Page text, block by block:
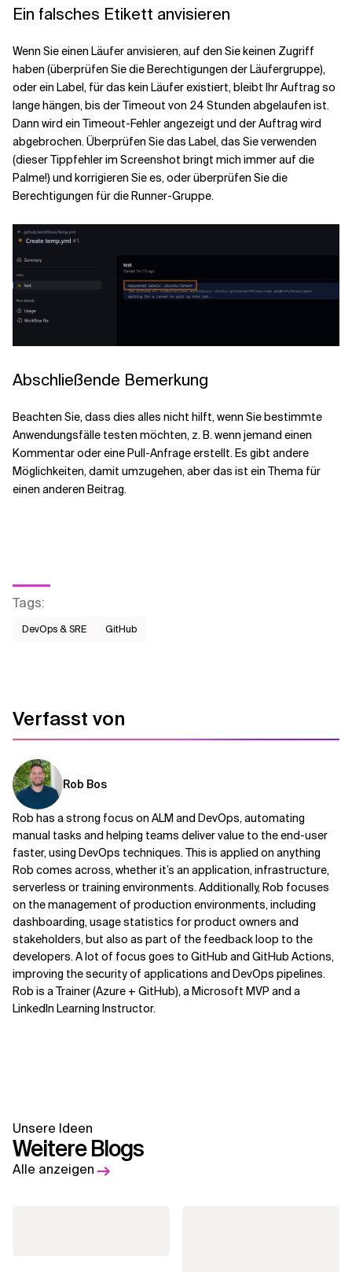
Ein falsches Etikett anvisieren
Wenn Sie einen Läufer anvisieren, auf den Sie keinen Zugriff
haben (überprüfen Sie die Berechtigungen der Läufergruppe),
oder ein Label, für das kein Läufer existiert, bleibt Ihr Auftrag so
lange hängen, bis der Timeout von 24 Stunden abgelaufen ist.
Dann wird ein Timeout-Fehler angezeigt und der Auftrag wird
abgebrochen. Überprüfen Sie das Label, das Sie verwenden
(dieser Tippfehler im Screenshot bringt mich immer auf die
Palme!) und korrigieren Sie es, oder überprüfen Sie die
Berechtigungen für die Runner-Gruppe.
Abschließende Bemerkung
Beachten Sie, dass dies alles nicht hilft, wenn Sie bestimmte
Anwendungsfälle testen möchten, z. B. wenn jemand einen
Kommentar oder eine Pull-Anfrage erstellt. Es gibt andere
Möglichkeiten, damit umzugehen, aber das ist ein Thema für
einen anderen Beitrag.
Tags:
DevOps & SRE GitHub
Verfasst von
Rob Bos
Rob has a strong focus on ALM and DevOps, automating
manual tasks and helping teams deliver value to the end-user
faster, using DevOps techniques. This is applied on anything
Rob comes across, whether it’s an application, infrastructure,
serverless or training environments. Additionally, Rob focuses
on the management of production environments, including
dashboarding, usage statistics for product owners and
stakeholders, but also as part of the feedback loop to the
developers. A lot of focus goes to GitHub and GitHub Actions,
improving the security of applications and DevOps pipelines.
Rob is a Trainer (Azure + GitHub), a Microsoft MVP and a
LinkedIn Learning Instructor.
Unsere Ideen
Weitere Blogs
Alle anzeigen